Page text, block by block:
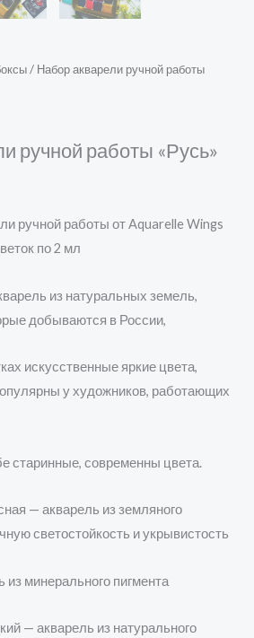
/ Набор акварели ручной работы
ручной работы «Русь»
ручной работы от Aquarelle Wings
по 2 мл
из натуральных земель,
добываются в России,
искусственные яркие цвета,
у художников, работающих
старинные, современны цвета.
— акварель из земляного
светостойкость и укрывистость
из минерального пигмента
— акварель из натурального